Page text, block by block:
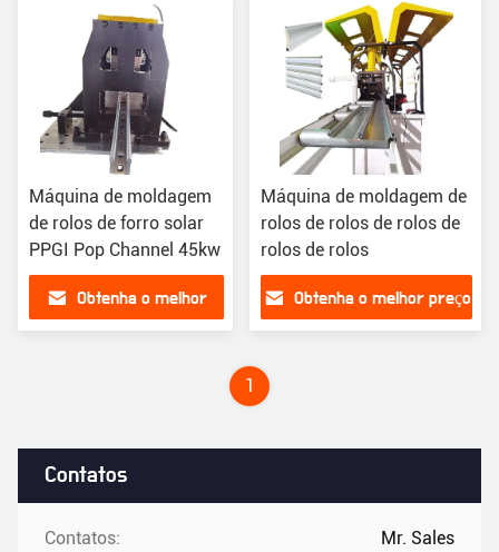
Contatos
Contatos: Mr. Sales
Máquina de moldagem
de rolos de forro solar
PPGI Pop Channel 45kw
Obtenha o melhor
Máquina de moldagem de
rolos de rolos de rolos de
rolos de rolos
Obtenha o melhor preço
1